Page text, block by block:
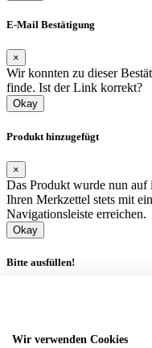
E-Mail Bestätigung
×
Wir konnten zu dieser
finde. Ist der Link korrekt?
Okay
Produkt hinzugefügt
×
Das Produkt wurde nun
Ihren Merkzettel stets mit
Navigationsleiste erreichen.
Okay
Bitte ausfüllen!
Füllen Sie dieses Formular
E-Mail.
Wir verwenden Cookies